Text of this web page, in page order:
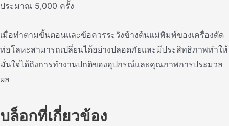
ประมาณ 5,000 ครั้ง
เมื่อทําตามขั้นตอนและข้อควรระวังข้างต้นแม่พิมพ์ของเครื่องดัด
ท่อโลหะสามารถเปลี่ยนได้อย่างปลอดภัยและมีประสิทธิภาพทําให้
มั่นใจได้ถึงการทํางานปกติของอุปกรณ์และคุณภาพการประมวล
ผล
บล็อกที่เกี่ยวข้อง